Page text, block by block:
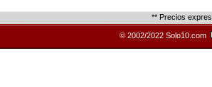
** Precios
© 2002/2022 Solo10.com